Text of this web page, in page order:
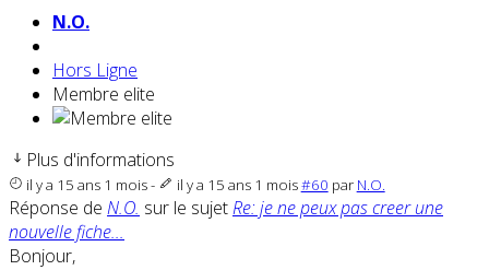
N.O.
Hors Ligne
Membre elite
Plus d'informations
il y a 15 ans 1 mois- il y a 15 ans 1 mois#60 par N.O.
Réponse de N.O. sur le sujetRe: je ne peux pas creer une
nouvelle fiche...
Bonjour,